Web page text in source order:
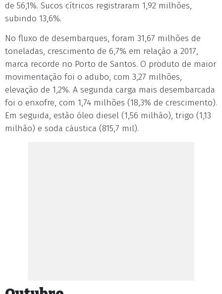
de 56,1%. Sucos cítricos registraram 1,92 milhões,
subindo 13,6%.
No fluxo de desembarques, foram 31,67 milhões de
toneladas, crescimento de 6,7% em relação a 2017,
marca recorde no Porto de Santos. O produto de maior
movimentação foi o adubo, com 3,27 milhões,
elevação de 1,2%. A segunda carga mais desembarcada
foi o enxofre, com 1,74 milhões (18,3% de crescimento).
Em seguida, estão óleo diesel (1,56 milhão), trigo (1,13
milhão) e soda cáustica (815,7 mil).